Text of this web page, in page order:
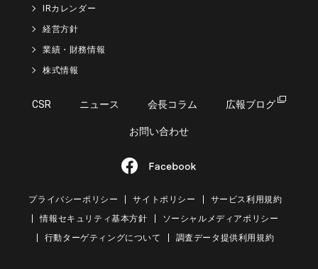
IRカレンダー
経営方針
業績・財務情報
株式情報
CSR ニュース 会長コラム 広報ブログ
お問い合わせ
プライバシーポリシー サイトポリシー
サービス利用規約
情報セキュリティ基本方針
ソーシャルメディアポリシー
行動ターゲティングについて
調査データ提供利用規約